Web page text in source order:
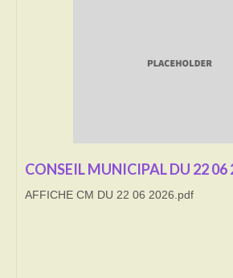
LE BRULAGE DES VEGETAUX
DECHETS VERTS
CONSEIL MUNICIPAL DU 22 06
AFFICHE CM DU 22 06 2026.pdf